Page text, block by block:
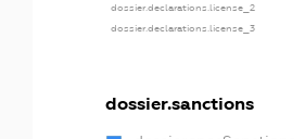
dossier.declarations.license_2
dossier.declarations.license_3
dossier.sanctions